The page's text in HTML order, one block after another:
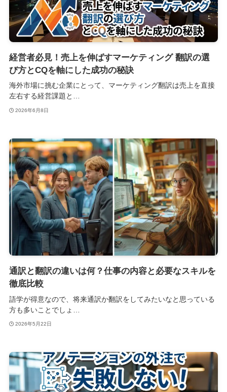
経営者必見！売上を伸ばすマーケティング 翻訳の選
び方とCQを軸にした成功の秘訣
海外市場に挑む企業にとって、マーケティング翻訳は売上を直接
左右する経営課題と…
2026年6月8日
通訳と翻訳の違いは何？仕事の内容と必要なスキルを
徹底比較
語学が得意なので、将来通訳か翻訳をしてみたいなと思っている
方も多いことでしょ…
2026年5月22日